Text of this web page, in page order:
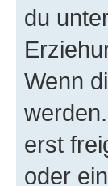
du
Wenn
erst
oder